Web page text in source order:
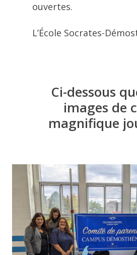
ouvertes.
L’École Socrates-
Ci-dessous
images de
magnifique